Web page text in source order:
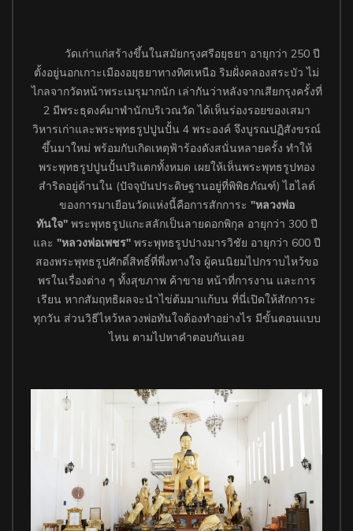
วัดเก่าแก่สร้างขึ้นในสมัยกรุงศรีอยุธยา อายุกว่า 250 ปี
ตั้งอยู่นอกเกาะเมืองอยุธยาทางทิศเหนือ ริมฝั่งคลองสระบัว ไม่
ไกลจากวัดหน้าพระเมรุมากนัก เล่ากันว่าหลังจากเสียกรุงครั้งที่
2 มีพระธุดงค์มาพำนักบริเวณวัด ได้เห็นร่องรอยของเสมา
วิหารเก่าและพระพุทธรูปปูนปั้น 4 พระองค์ จึงบูรณปฏิสังขรณ์
ขึ้นมาใหม่ พร้อมกับเกิดเหตุฟ้าร้องดังสนั่นหลายครั้ง ทำให้
พระพุทธรูปปูนปั้นปริแตกทั้งหมด เผยให้เห็นพระพุทธรูปทอง
สำริดอยู่ด้านใน (ปัจจุบันประดิษฐานอยู่ที่พิพิธภัณฑ์) ไฮไลต์
ของการมาเยือนวัดแห่งนี้คือการสักการะ "หลวงพ่อ
ทันใจ"พระพุทธรูปแกะสลักเป็นลายดอกพิกุล อายุกว่า 300 ปี
และ "หลวงพ่อเพชร" พระพุทธรูปปางมารวิชัย อายุกว่า 600 ปี
สองพระพุทธรูปศักดิ์สิทธิ์ที่พึ่งทางใจ ผู้คนนิยมไปกราบไหว้ขอ
พรในเรื่องต่าง ๆ ทั้งสุขภาพ ค้าขาย หน้าที่การงาน และการ
เรียน หากสัมฤทธิผลจะนำไข่ต้มมาแก้บน ที่นี่เปิดให้สักการะ
ทุกวัน ส่วนวิธีไหว้หลวงพ่อทันใจต้องทำอย่างไร มีขั้นตอนแบบ
ไหน ตามไปหาคำตอบกันเลย